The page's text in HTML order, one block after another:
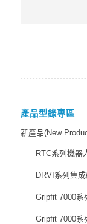
產品型錄專區
新產品(New
RTC系列機器
DRVI系列集
Gripfit 7000系
Gripfit 7000系